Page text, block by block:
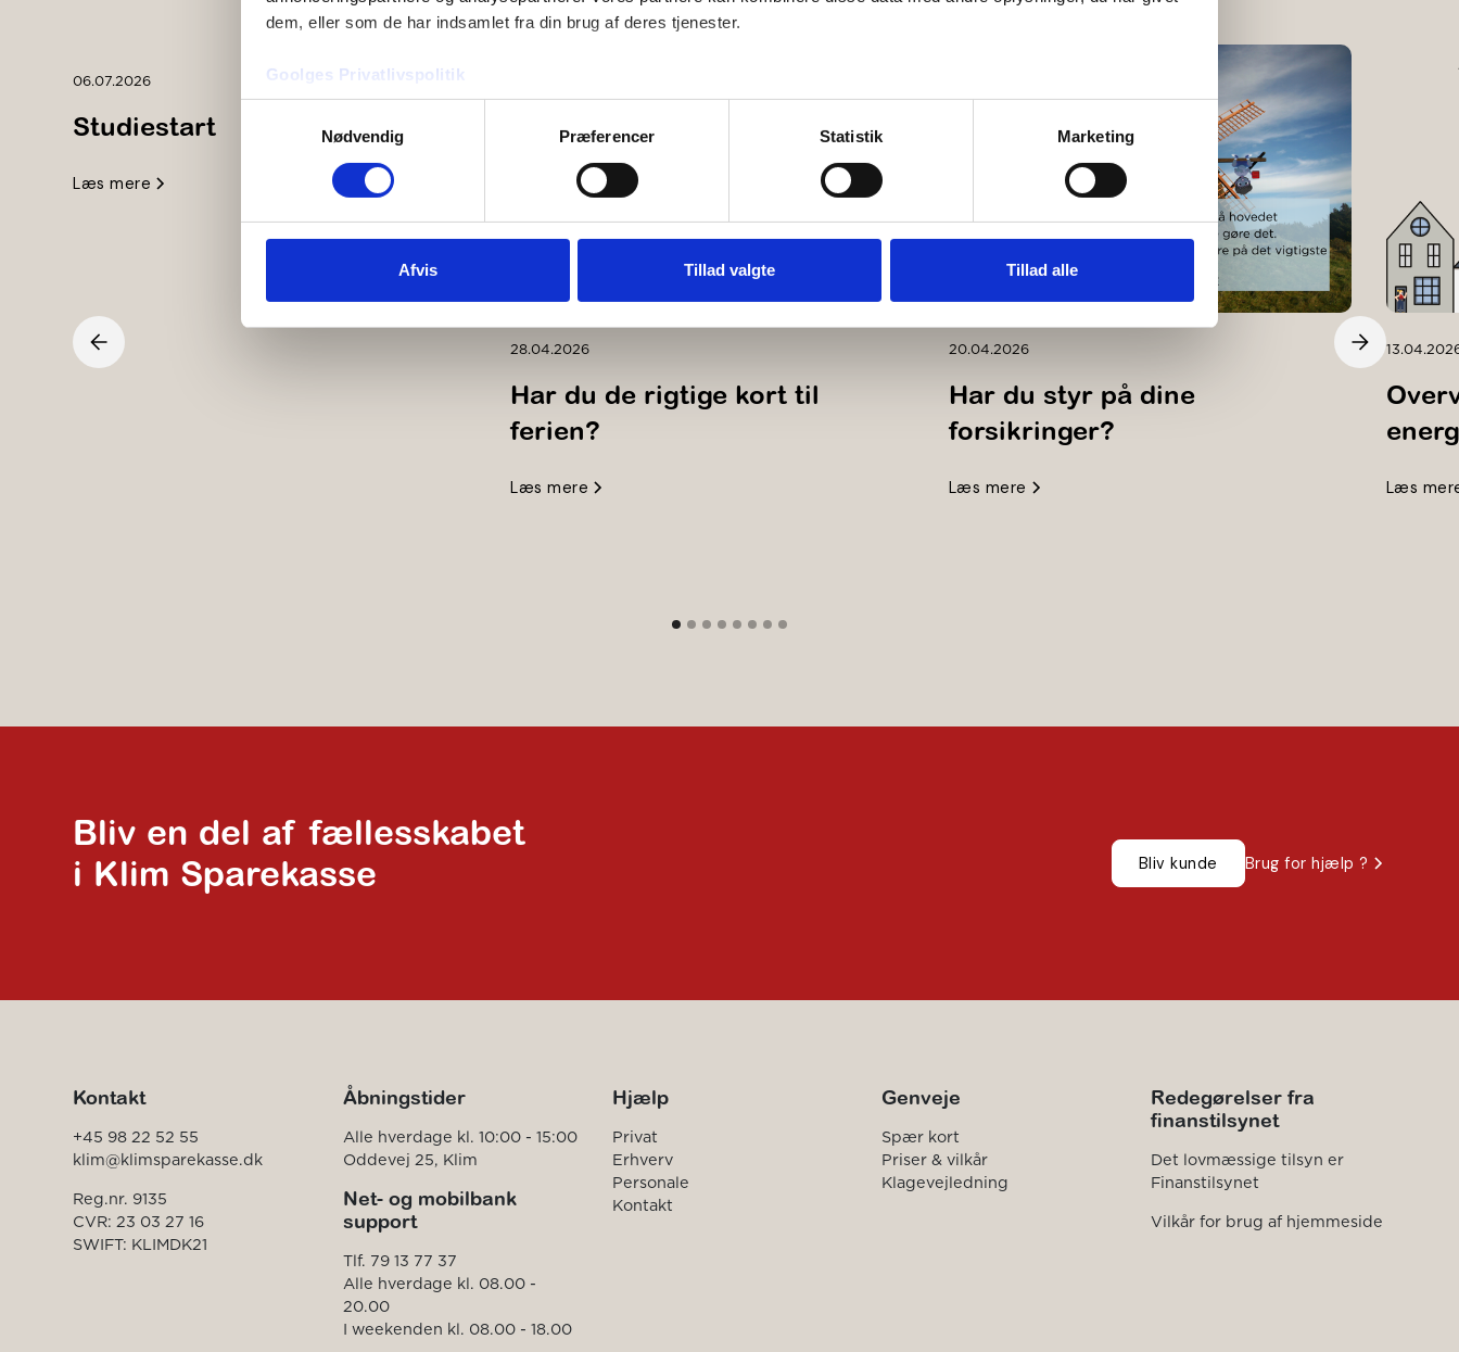
dem, eller som de har indsamlet fra din brug af deres tjenester.
Goolges Privatlivspolitik
Nødvendig
Præferencer Statistik Marketing
Afvis Tillad valgte Tillad alle
06.07.2026
Studiestart
Læs mere
28.04.2026
Har du de rigtige kort til
ferien?
Læs mere
20.04.2026
Har du styr på dine
forsikringer?
Læs mere Læs
Bliv en del af fællesskabet
i Klim Sparekasse
Bliv kunde Brug for hjælp ?
Kontakt
+45 98 22 52 55
klim@klimsparekasse.dk
Reg.nr. 9135
CVR: 23 03 27 16
SWIFT: KLIMDK21
Åbningstider
Alle hverdage kl. 10:00 - 15:00
Oddevej 25, Klim
Net- og mobilbank
support
Tlf. 79 13 77 37
Alle hverdage kl. 08.00 -
20.00
I weekenden kl. 08.00 - 18.00
Hjælp
Privat
Erhverv
Personale
Kontakt
Genveje
Spær kort
Priser & vilkår
Klagevejledning
Redegørelser fra
finanstilsynet
Det lovmæssige tilsyn er
Finanstilsynet
Vilkår for brug af hjemmeside